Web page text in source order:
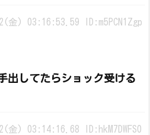
金) 03:16:53.59 ID:m5PCN1Zgp
出してたらショック受ける
金) 03:14:16.68 ID:hkM7DWFS0